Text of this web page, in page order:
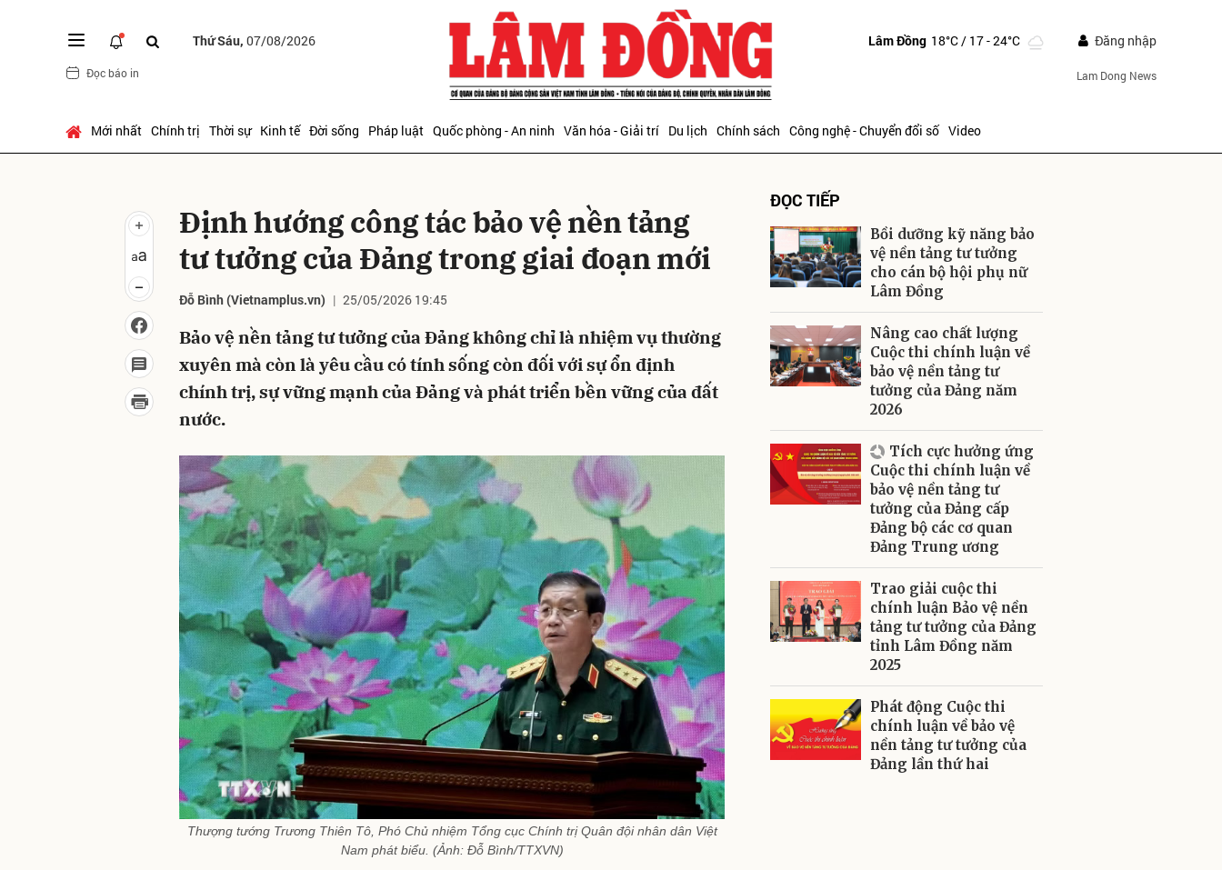
Thứ Sáu, 07/08/2026
Đọc báo in
Lâm Đồng 18°C/ 17 - 24°C Đăng nhập
Lam Dong News
Mới nhất Chính trị Thời sự Kinh tế Đời sống Pháp luật Quốc phòng - An ninh Văn hóa - Giải trí Du lịch Chính sách Công nghệ - Chuyển đổi số Video
Định hướng công tác bảo vệ nền tảng
tư tưởng của Đảng trong giai đoạn mới
Đỗ Bình (Vietnamplus.vn) 25/05/2026 19:45
Bảo vệ nền tảng tư tưởng của Đảng không chỉ là nhiệm vụ thường
xuyên mà còn là yêu cầu có tính sống còn đối với sự ổn định
chính trị, sự vững mạnh của Đảng và phát triển bền vững của đất
nước.
Thượng tướng Trương Thiên Tô, Phó Chủ nhiệm Tổng cục Chính trị Quân đội nhân dân Việt
Nam phát biểu. (Ảnh: Đỗ Bình/TTXVN)
ĐỌC TIẾP
Bồi dưỡng kỹ năng bảo
vệ nền tảng tư tưởng
cho cán bộ hội phụ nữ
Lâm Đồng
Nâng cao chất lượng
Cuộc thi chính luận về
bảo vệ nền tảng tư
tưởng của Đảng năm
2026
Tích cực hưởng ứng
Cuộc thi chính luận về
bảo vệ nền tảng tư
tưởng của Đảng cấp
Đảng bộ các cơ quan
Đảng Trung ương
Trao giải cuộc thi
chính luận Bảo vệ nền
tảng tư tưởng của Đảng
tỉnh Lâm Đồng năm
2025
Phát động Cuộc thi
chính luận về bảo vệ
nền tảng tư tưởng của
Đảng lần thứ hai
Gửi bình luận